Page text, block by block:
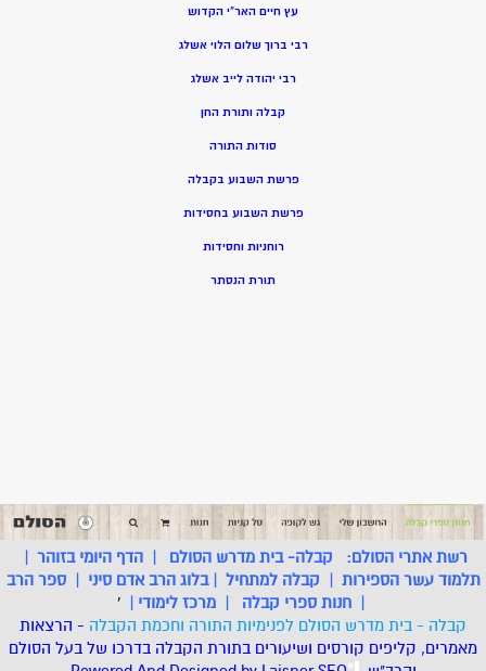
עץ חיים האר”י הקדוש
רבי ברוך שלום הלוי אשלג
רבי יהודה לייב אשלג
קבלה ותורת החן
סודות התורה
פרשת השבוע בקבלה
פרשת השבוע בחסידות
רוחניות וחסידות
תורת הנסתר
רשת אתרי הסולם: קבלה- בית מדרש הסולם |הדף היומי בזוהר |
תלמוד עשר הספירות | קבלה למתחיל |בלוג הרב אדם סיני |ספר הרב
| חנות ספרי קבלה | מרכז לימודי |
'
קבלה - בית מדרש הסולם לפנימיות התורה וחכמת הקבלה - הרצאות
מאמרים, קליפים קורסים ושיעורים בתורת הקבלה בדרכו של בעל הסולם